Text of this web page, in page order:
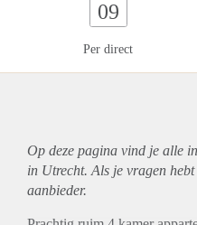
09
Per direct
Op deze pagina vind je alle
in Utrecht. Als je vragen
aanbieder.